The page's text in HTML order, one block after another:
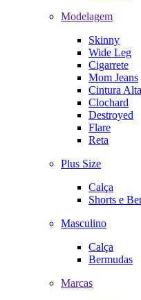
Modelagem
Skinny
Wide Leg
Cigarrete
Mom Jeans
Cintura Alta
Clochard
Destroyed
Flare
Reta
Plus Size
Calça
Shorts e
Masculino
Calça
Bermudas
Marcas